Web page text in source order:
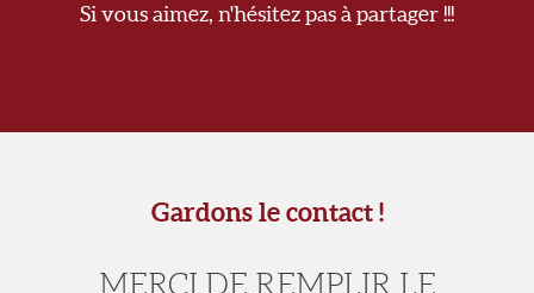
Si vous aimez, n'hésitez pas à partager !!!
Gardons le contact !
MERCI DE REMPLIR LE